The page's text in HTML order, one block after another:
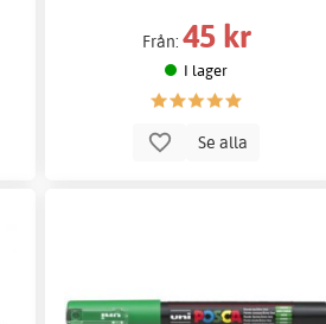
Från: 45 kr
I lager
Se alla